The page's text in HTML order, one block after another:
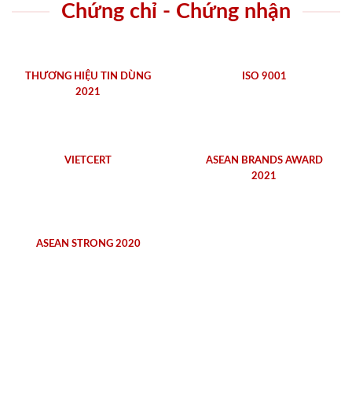
Chứng chỉ - Chứng nhận
THƯƠNG HIỆU TIN DÙNG
2021
ISO 9001
VIETCERT
ASEAN BRANDS AWARD
2021
ASEAN STRONG 2020